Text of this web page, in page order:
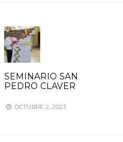
SEMINARIO SAN
PEDRO CLAVER
OCTUBRE 2, 2023